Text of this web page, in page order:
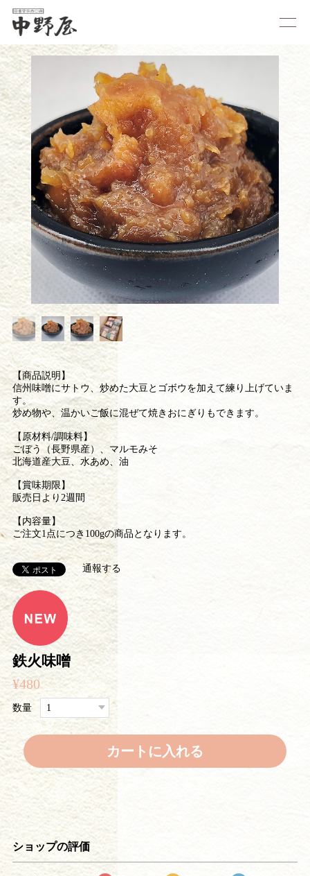
鉄火味噌
¥480
数量
カートに入れる
【商品説明】
信州味噌にサトウ、炒めた大豆とゴボウを加えて練り上げていま
す。
炒め物や、温かいご飯に混ぜて焼きおにぎりもできます。
【原材料/調味料】
ごぼう（長野県産）、マルモみそ
北海道産大豆、水あめ、油
【賞味期限】
販売日より2週間
【内容量】
ご注文1点につき100gの商品となります。
通報する
ショップの評価